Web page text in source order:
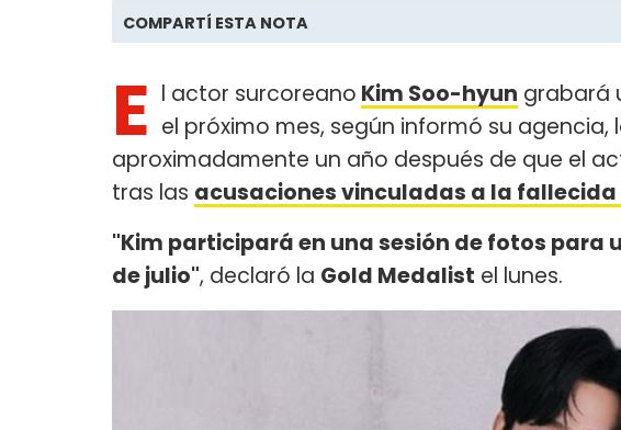
COMPARTÍ ESTA NOTA
E l actor surcoreano Kim Soo-hyun grabará
el próximo mes, según informó su agencia,
aproximadamente un año después de que el
tras las acusaciones vinculadas a la fallecida
"Kim participará en una sesión de fotos para
de julio", declaró la Gold Medalist el lunes.